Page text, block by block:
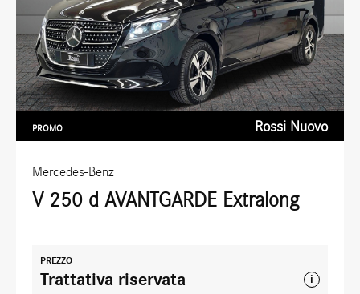
Mercedes-Benz
V 250 d AVANTGARDE Extralong
PROMO Rossi Nuovo
PREZZO
Trattativa riservata i